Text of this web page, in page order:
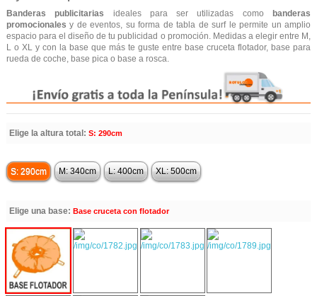
Banderas publicitarias ideales para ser utilizadas como
banderas
promocionales y de eventos, su forma de tabla de surf le permite un amplio
espacio para el diseño de tu publicidad o promoción. Medidas a elegir entre M,
L o XL y con la base que más te guste entre base cruceta flotador, base para
rueda de coche, base pica o base a rosca.
Elige la altura total: S: 290cm
S: 290cm M: 340cm L: 400cm XL: 500cm
Elige una base: Base cruceta con flotador